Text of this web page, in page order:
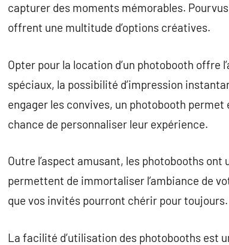
capturer des moments mémorables.
offrent une multitude d’options créatives.
Opter pour la location d’un photobooth
spéciaux, la possibilité d’impression
engager les convives, un photobooth
chance de personnaliser leur expérience.
Outre l’aspect amusant, les photobooths
permettent de immortaliser l’ambiance de
que vos invités pourront chérir pour toujours.
La facilité d’utilisation des photobooths est